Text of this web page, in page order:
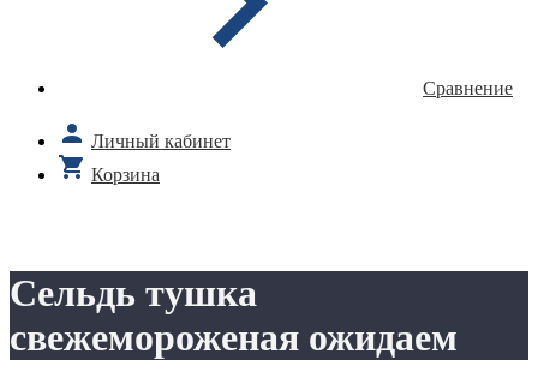
Сравнение
Личный кабинет
Корзина
Сельдь тушка
свежемороженая ожидаем